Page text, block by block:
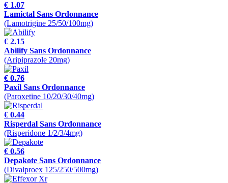
€ 1.07
Lamictal Sans Ordonnance
(Lamotrigine 25/50/100mg)
€ 2.15
Abilify Sans Ordonnance
(Aripiprazole 20mg)
€ 0.76
Paxil Sans Ordonnance
(Paroxetine 10/20/30/40mg)
€ 0.44
Risperdal Sans Ordonnance
(Risperidone 1/2/3/4mg)
€ 0.56
Depakote Sans Ordonnance
(Divalproex 125/250/500mg)